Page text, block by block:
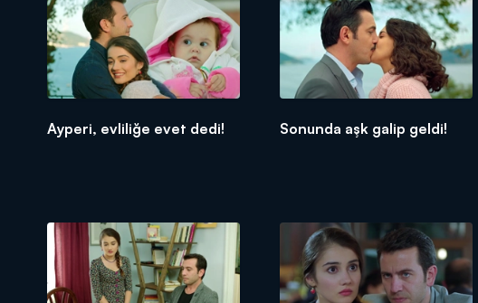
Ayperi, evliliğe evet dedi! Sonunda aşk galip geldi!